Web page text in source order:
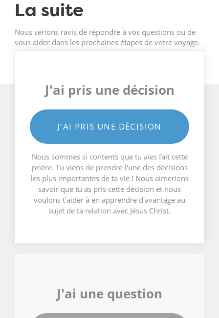
La suite
Nous serions ravis de répondre à vos questions ou de
vous aider dans les prochaines étapes de votre voyage.
J'ai pris une décision
J'AI PRIS UNE DÉCISION
Nous sommes si contents que tu aies fait cette
prière. Tu viens de prendre l'une des décisions
les plus importantes de ta vie ! Nous aimerions
savoir que tu as pris cette décision et nous
voulons t'aider à en apprendre d'avantage au
sujet de ta relation avec Jésus Christ.
J'ai une question